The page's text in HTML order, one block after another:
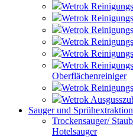
Wetrok
Wetrok
Wetrok
Wetrok
Wetrok
Wetrok
Oberflächenreiniger
Wetrok
Wetrok
Sauger und
Trockensauger/
Hotelsauger